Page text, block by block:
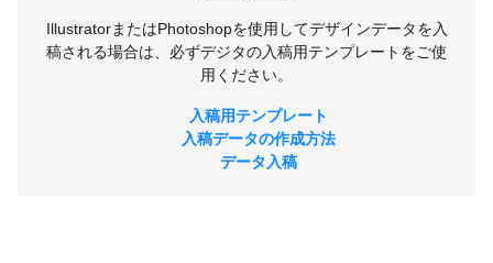
IllustratorまたはPhotoshopを使用してデザインデータを入
稿される場合は、必ずデジタの入稿用テンプレートをご使
用ください。
入稿用テンプレート
入稿データの作成方法
データ入稿